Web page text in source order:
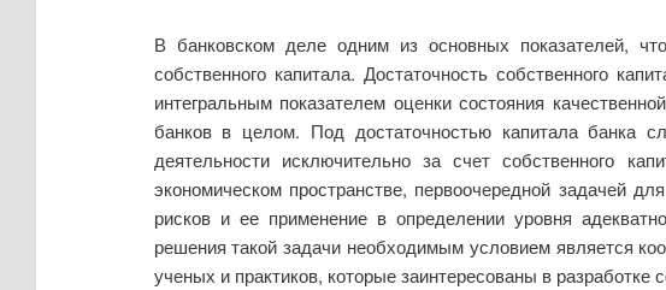
В банковском деле одним из основных показателей,
собственного капитала. Достаточность собственного
интегральным показателем оценки состояния
банков в целом. Под достаточностью капитала банка
деятельности исключительно за счет собственного
экономическом пространстве, первоочередной задачей
рисков и ее применение в определении уровня
решения такой задачи необходимым условием является
ученых и практиков, которые заинтересованы в разработке